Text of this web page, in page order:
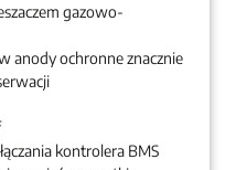
gazowo-
anody ochronne znacznie
kontrolera BMS